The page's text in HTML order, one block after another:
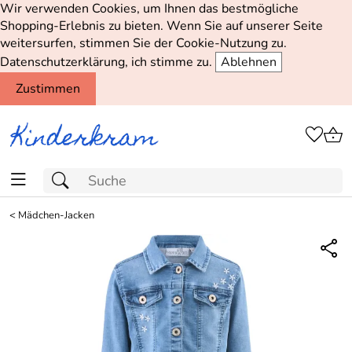
Wir verwenden Cookies, um Ihnen das bestmögliche
Shopping-Erlebnis zu bieten. Wenn Sie auf unserer Seite
weitersurfen, stimmen Sie der Cookie-Nutzung zu.
Datenschutzerklärung, ich stimme zu. Ablehnen
Zustimmen
< Mädchen-Jacken